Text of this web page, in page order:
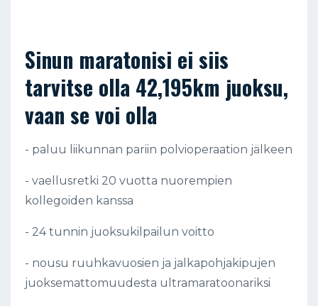
Sinun maratonisi ei siis
tarvitse olla 42,195km juoksu,
vaan se voi olla
- paluu liikunnan pariin polvioperaation jälkeen
- vaellusretki 20 vuotta nuorempien
kollegoiden kanssa
- 24 tunnin juoksukilpailun voitto
- nousu ruuhkavuosien ja jalkapohjakipujen
juoksemattomuudesta ultramaratoonariksi